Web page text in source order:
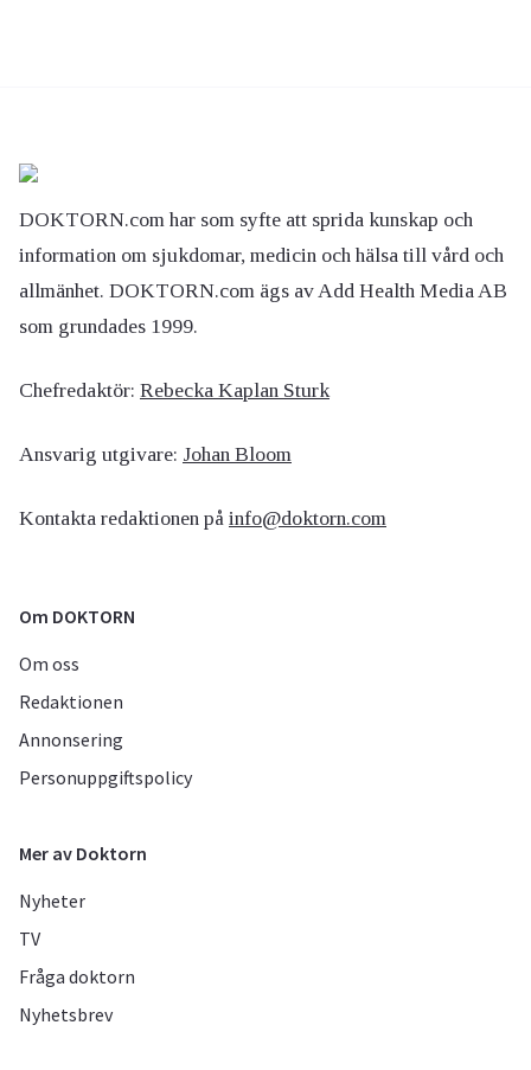
DOKTORN.com har som syfte att sprida kunskap och
information om sjukdomar, medicin och hälsa till vård och
allmänhet. DOKTORN.com ägs av Add Health Media AB
som grundades 1999.
Chefredaktör: Rebecka Kaplan Sturk
Ansvarig utgivare: Johan Bloom
Kontakta redaktionen på info@doktorn.com
Om DOKTORN
Om oss
Redaktionen
Annonsering
Personuppgiftspolicy
Mer av Doktorn
Nyheter
TV
Fråga doktorn
Nyhetsbrev